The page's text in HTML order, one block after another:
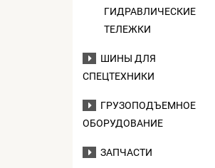
ГИДРАВЛИЧЕСКИЕ
ТЕЛЕЖКИ
ШИНЫ ДЛЯ
СПЕЦТЕХНИКИ
ГРУЗОПОДЪЕМНОЕ
ОБОРУДОВАНИЕ
ЗАПЧАСТИ